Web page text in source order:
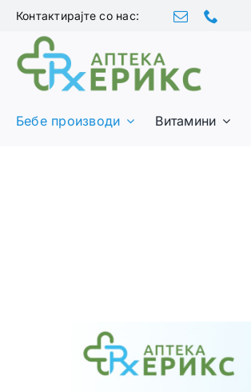
Skip
content
Контактирајте со нас:
Бебе производи Витамини